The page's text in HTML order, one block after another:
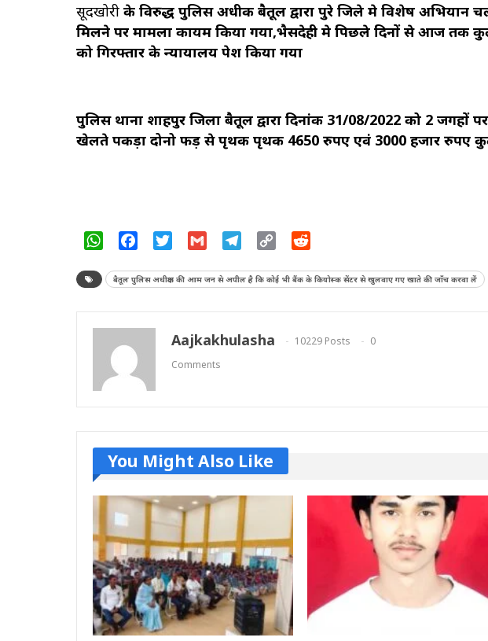
सूदखोरी के विरुद्ध पुलिस अधीक्षक बैतूल द्वारा पुरे जिले मे विशेष अभियान
मिलने पर मामला कायम किया गया,भैसदेही मे पिछले दिनों से आज तक
को गिरफ्तार के न्यायालय पेश किया गया
पुलिस थाना शाहपुर जिला बैतूल द्वारा दिनांक 31/08/2022 को 2
खेलते पकड़ा दोनो फड़ से पृथक पृथक 4650 रुपए एवं 3000 हजार रुपए
WhatsAppFacebookTwitter Gmail Telegram
Copy
बैतूल पुलिस अधीक्षक की आम जन से अपील है कि कोई भी बैंक के कियोस्क सेंटर से खुलवाए गए खाते की जाँच करवा लें
Aajkakhulasha 10229 Posts
0
Comments
You Might Also Like